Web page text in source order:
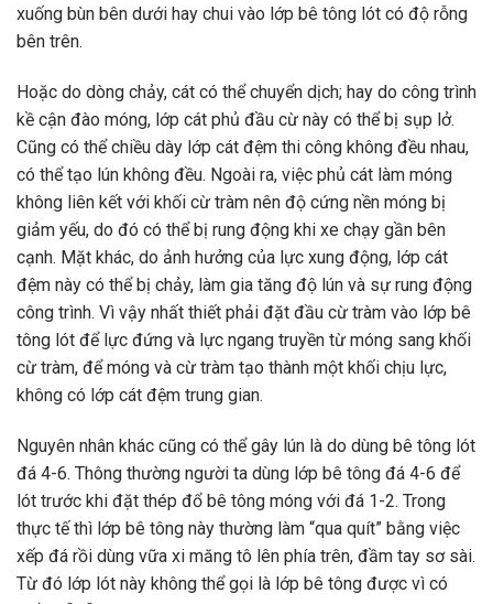
xuống bùn bên dưới hay chui vào lớp bê tông lót có độ rỗng
bên trên.
Hoặc do dòng chảy, cát có thể chuyển dịch; hay do công trình
kề cận đào móng, lớp cát phủ đầu cừ này có thể bị sụp lở.
Cũng có thể chiều dày lớp cát đệm thi công không đều nhau,
có thể tạo lún không đều. Ngoài ra, việc phủ cát làm móng
không liên kết với khối cừ tràm nên độ cứng nền móng bị
giảm yếu, do đó có thể bị rung động khi xe chạy gần bên
cạnh. Mặt khác, do ảnh hưởng của lực xung động, lớp cát
đệm này có thể bị chảy, làm gia tăng độ lún và sự rung động
công trình. Vì vậy nhất thiết phải đặt đầu cừ tràm vào lớp bê
tông lót để lực đứng và lực ngang truyền từ móng sang khối
cừ tràm, để móng và cừ tràm tạo thành một khối chịu lực,
không có lớp cát đệm trung gian.
Nguyên nhân khác cũng có thể gây lún là do dùng bê tông lót
đá 4-6. Thông thường người ta dùng lớp bê tông đá 4-6 để
lót trước khi đặt thép đổ bê tông móng với đá 1-2. Trong
thực tế thì lớp bê tông này thường làm “qua quít” bằng việc
xếp đá rồi dùng vữa xi măng tô lên phía trên, đầm tay sơ sài.
Từ đó lớp lót này không thể gọi là lớp bê tông được vì có